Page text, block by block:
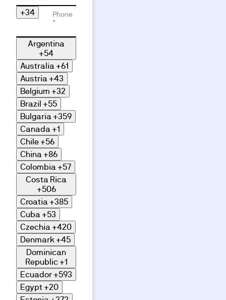
+34
Argentina
+54
Australia +61
Austria +43
Belgium +32
Brazil +55
Bulgaria +359
Canada +1
Chile+56
China +86
Colombia +57
Costa Rica
+506
Croatia +385
Cuba +53
Czechia +420
Denmark+45
Dominican
Republic+1
Ecuador+593
Egypt+20
Phone
*